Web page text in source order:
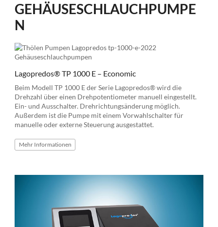
GEHÄUSESCHLAUCHPUMPE
N
Lagopredos® TP 1000 E – Economic
Beim Modell TP 1000 E der Serie Lagopredos® wird die
Drehzahl über einen Drehpotentiometer manuell eingestellt.
Ein- und Ausschalter. Drehrichtungsänderung möglich.
Außerdem ist die Pumpe mit einem Vorwahlschalter für
manuelle oder externe Steuerung ausgestattet.
MehrInformationen